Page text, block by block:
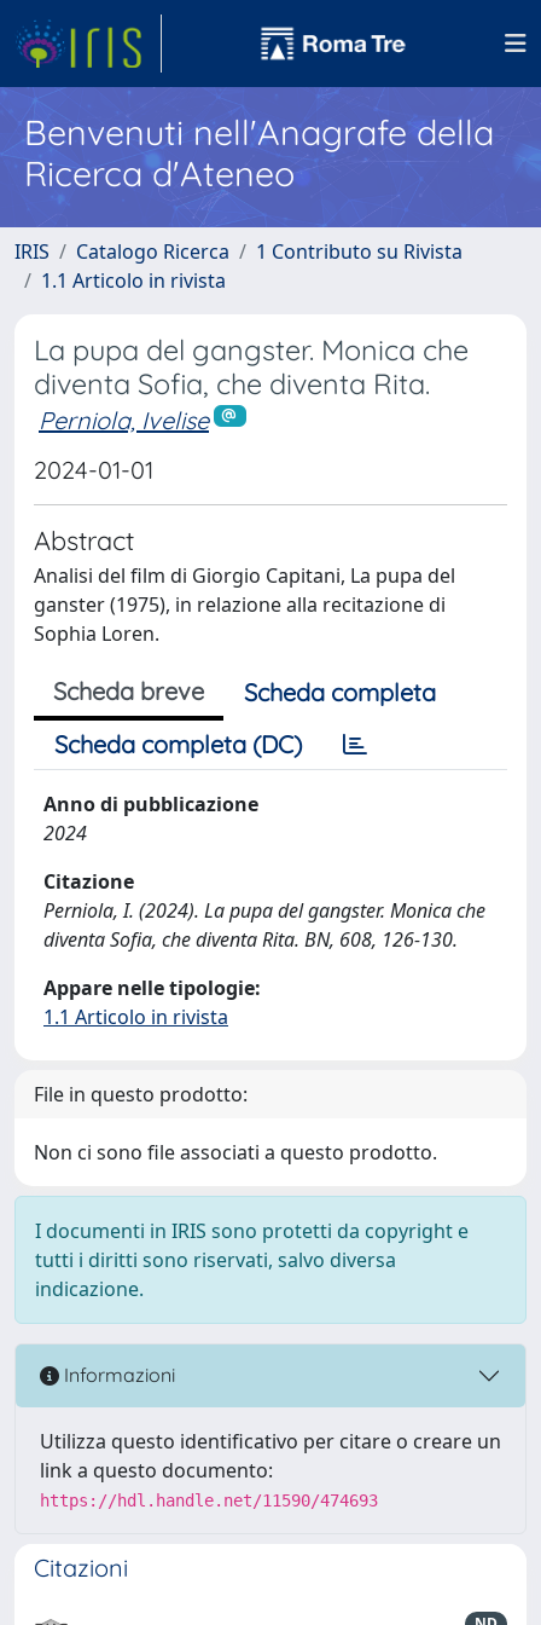
Benvenuti nell'Anagrafe della
Ricerca d'Ateneo
IRIS Catalogo Ricerca
1 Contributo su Rivista
1.1 Articolo in rivista
La pupa del gangster. Monica che
diventa Sofia, che diventa Rita.
Perniola, Ivelise
2024-01-01
Abstract
Analisi del film di Giorgio Capitani, La pupa del
ganster (1975), in relazione alla recitazione di
Sophia Loren.
Scheda breve
Scheda completa
Scheda completa (DC)
Anno di pubblicazione
2024
Citazione
Perniola, I. (2024). La pupa del gangster. Monica che
diventa Sofia, che diventa Rita. BN, 608, 126-130.
Appare nelle tipologie:
1.1 Articolo in rivista
File in questo prodotto:
Non ci sono file associati a questo prodotto.
I documenti in IRIS sono protetti da copyright e
tutti i diritti sono riservati, salvo diversa
indicazione.
Informazioni
Utilizza questo identificativo per citare o creare un
link a questo documento:
https://hdl.handle.net/11590/474693
Citazioni